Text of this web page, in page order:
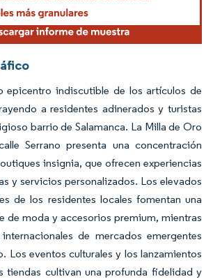
epicentro indiscutible de los artículos de
a residentes adinerados y turistas
barrio de Salamanca. La Milla de Oro
Serrano presenta una concentración
insignia, que ofrecen experiencias
y servicios personalizados. Los elevados
de los residentes locales fomentan una
de moda y accesorios premium, mientras
de mercados emergentes
Los eventos culturales y los lanzamientos
tiendas cultivan una profunda fidelidad y